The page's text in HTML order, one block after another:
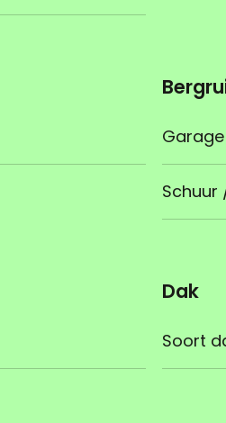
Garage
Schuur
Dak
Soort